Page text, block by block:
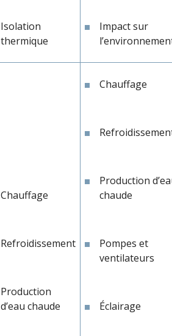
Isolation
thermique
Impact sur
Chauffage
Refroidissement
Production
d’eau chaude
Chauffage
Production
chaude
Pompes et
ventilateurs
Éclairage